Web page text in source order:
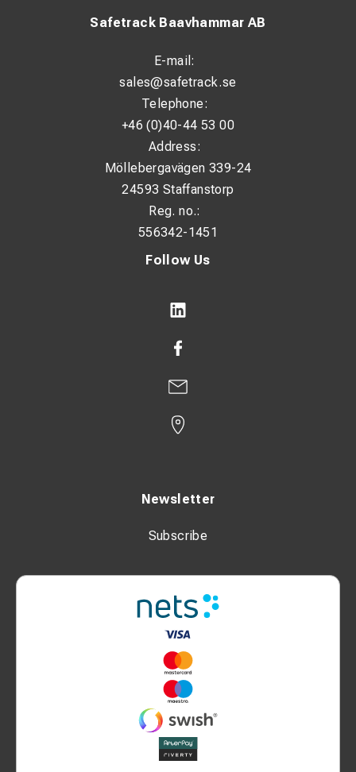
Follow Us
Newsletter
Subscribe
Safetrack Baavhammar AB
E-mail:
sales@safetrack.se
Telephone:
+46 (0)40-44 53 00
Address:
Möllebergavägen 339-24
24593 Staffanstorp
Reg. no.:
556342-1451